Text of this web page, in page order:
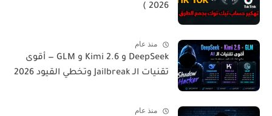
2026 )
منذ عام
DeepSeek و Kimi 2.6 و GLM — أقوى
تقنيات الـ Jailbreak وتخطي القيود 2026
منذ عام